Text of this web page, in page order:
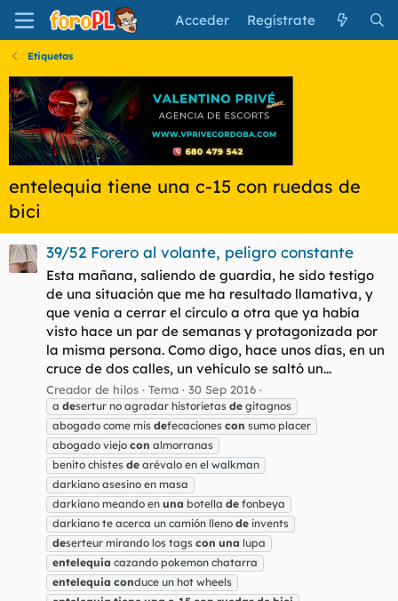
Acceder Regístrate
Etiquetas
entelequia tiene una c-15 con ruedas de
bici
39/52 Forero al volante, peligro constante
Esta mañana, saliendo de guardia, he sido testigo
de una situación que me ha resultado llamativa, y
que venía a cerrar el círculo a otra que ya había
visto hace un par de semanas y protagonizada por
la misma persona. Como digo, hace unos días, en un
cruce de dos calles, un vehículo se saltó un...
Creador de hilos Tema 30 Sep 2016
a desertur no agradar historietas de gitagnos
abogado come mis defecaciones con sumo placer
abogado viejo con almorranas
benito chistes de arévalo en el walkman
darkiano asesino en masa
darkiano meando en una botella de fonbeya
darkiano te acerca un camión lleno de invents
deserteur mirando los tags con una lupa
entelequia cazando pokemon chatarra
entelequia conduce un hot wheels